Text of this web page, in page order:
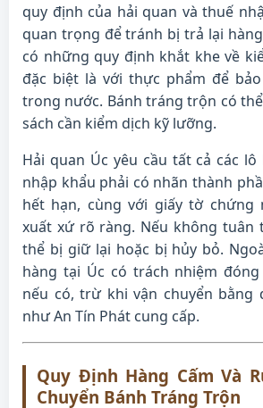
quy định của hải quan và thuế
quan trọng để tránh bị trả lại
có những quy định khắt khe về
đặc biệt là với thực phẩm để
trong nước. Bánh tráng trộn có
sách cần kiểm dịch kỹ lưỡng.
Hải quan Úc yêu cầu tất cả các
nhập khẩu phải có nhãn thành
hết hạn, cùng với giấy tờ chứng
xuất xứ rõ ràng. Nếu không tuân
thể bị giữ lại hoặc bị hủy bỏ.
hàng tại Úc có trách nhiệm
nếu có, trừ khi vận chuyển bằng
như An Tín Phát cung cấp.
Quy Định Hàng Cấm Và
Chuyển Bánh Tráng Trộn